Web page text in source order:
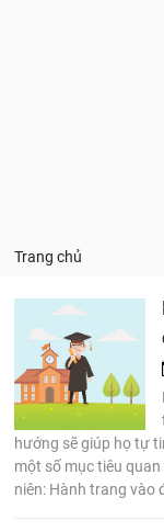
Trang chủ
hướng sẽ giúp họ tự
một số mục tiêu
niên: Hành trang vào